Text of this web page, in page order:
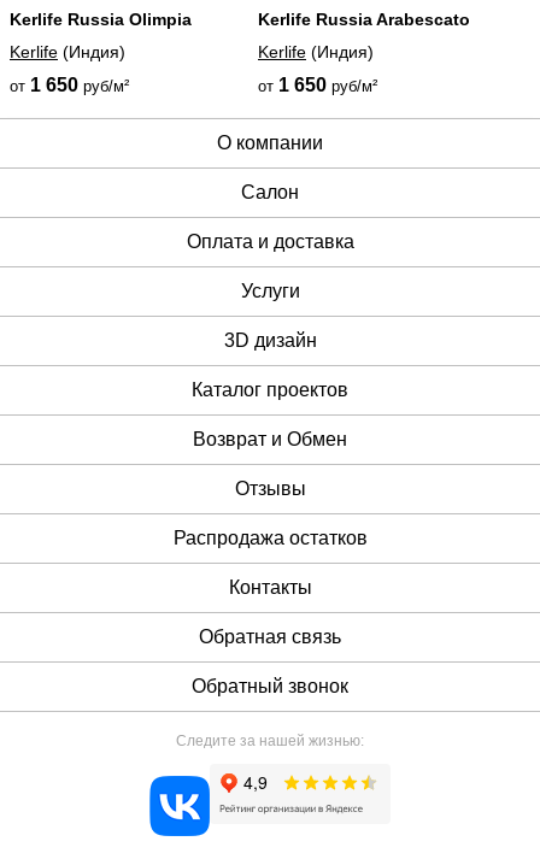
Kerlife Russia Olimpia
Kerlife (Индия)
от 1 650 руб/м²
Kerlife Russia Arabescato
Kerlife (Индия)
от 1 650 руб/м²
О компании
Cалон
Оплата и доставка
Услуги
3D дизайн
Каталог проектов
Возврат и Обмен
Отзывы
Распродажа остатков
Контакты
Обратная связь
Обратный звонок
Следите за нашей жизнью: